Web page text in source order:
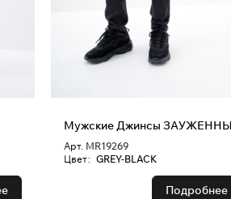
Мужские Джинсы
Арт. MR19269
Цвет: GREY-BLACK
Подробнее